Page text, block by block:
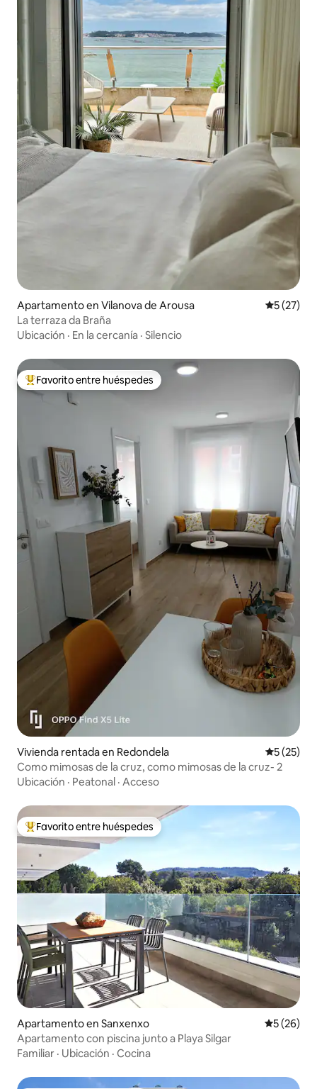
Apartamento en Vilanova de Arousa
5 (27)
La terraza da Braña
Ubicación · En la cercanía · Silencio
Favorito entre huéspedes preferido
Favorito entre huéspedes
Vivienda rentada en Redondela
5 (25)
Como mimosas de la cruz, como mimosas de la cruz- 2
Ubicación · Peatonal · Acceso
Favorito entre huéspedes preferido
Favorito entre huéspedes
Apartamento en Sanxenxo
5 (26)
Apartamento con piscina junto a Playa Silgar
Familiar · Ubicación · Cocina